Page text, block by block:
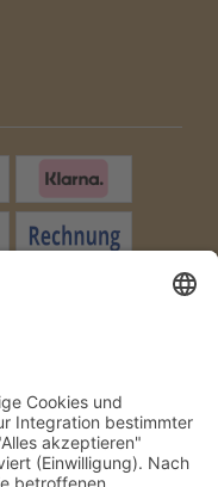
Ihre
Google
laden!